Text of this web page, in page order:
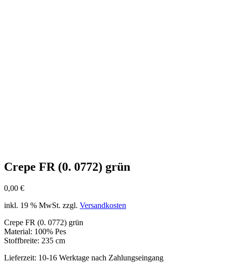
Crepe FR (0. 0772) grün
0,00 €
inkl. 19 % MwSt. zzgl. Versandkosten
Crepe FR (0. 0772) grün
Material: 100% Pes
Stoffbreite: 235 cm
Lieferzeit: 10-16 Werktage nach Zahlungseingang